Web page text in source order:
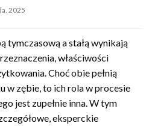
2025
tymczasową a stałą wynikają
właściwości
Choć obie pełnią
w zębie, to ich rola w procesie
jest zupełnie inna. W tym
eksperckie